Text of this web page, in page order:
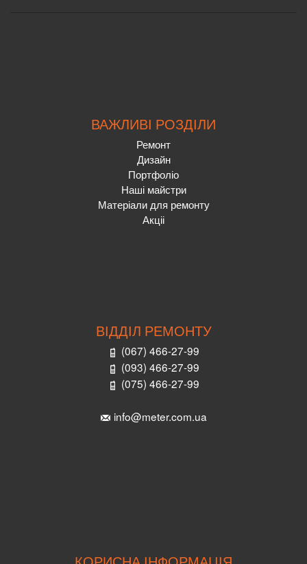
ВАЖЛИВІ РОЗДІЛИ
Ремонт
Дизайн
Портфоліо
Наші майстри
Матеріали для ремонту
Акціі
ВІДДІЛ РЕМОНТУ
(067) 466-27-99
(093) 466-27-99
(075) 466-27-99
info@meter.com.ua